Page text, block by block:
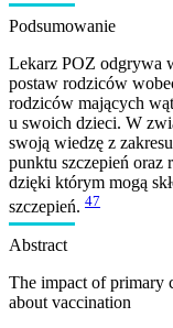
Podsumowanie
Lekarz POZ odgrywa
postaw rodziców
rodziców mających
u swoich dzieci. W
swoją wiedzę z
punktu szczepień oraz
dzięki którym mogą
szczepień. 47
Abstract
The impact of primary
about vaccination